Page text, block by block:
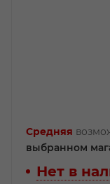
Средняя
выбранном
Нет в